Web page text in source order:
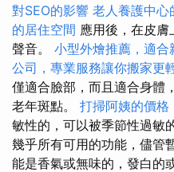
對SEO的影響 老人養護中心
的居住空間 應用後，在皮
聲音。 小型外燴推薦，適
公司，專業服務讓你搬家更
僅適合臉部，而且適合身體
老年斑點。 打掃阿姨的價格
敏性的，可以被季節性過敏
幾乎所有可用的功能，儘管
能是香氣或無味的，發白的